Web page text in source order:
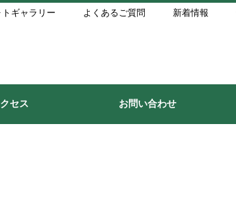
トギャラリー よくあるご質問 新着情報
セス お問い合わせ